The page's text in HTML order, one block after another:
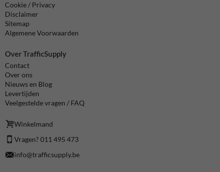
Cookie / Privacy
Disclaimer
Sitemap
Algemene Voorwaarden
Over TrafficSupply
Contact
Over ons
Nieuws en Blog
Levertijden
Veelgestelde vragen / FAQ
Winkelmand
Vragen? 011 495 473
info@trafficsupply.be